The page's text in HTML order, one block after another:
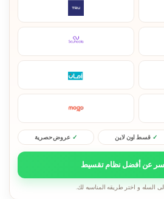
قسط اون لاين عروض حصرية
عن أفضل نظام تقسيط
السله و اختر طريقه المناسبه لك.